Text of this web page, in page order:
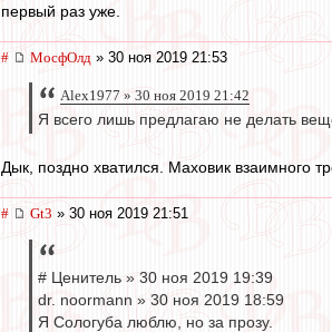
первый раз уже.
# МосфОлд » 30 ноя 2019 21:53
Alex1977 » 30 ноя 2019 21:42
Я всего лишь предлагаю не делать
Дык, поздно хватился. Маховик взаимного
# Gt3 » 30 ноя 2019 21:51
# Ценитель » 30 ноя 2019 19:39
dr. noormann » 30 ноя 2019 18:59
Я Сологуба люблю, но за прозу.